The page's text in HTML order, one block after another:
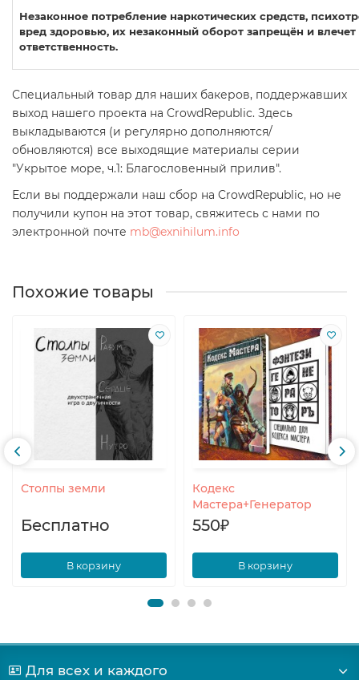
Незаконное потребление наркотических средств,
вред здоровью, их незаконный оборот запрещён и
ответственность.
Специальный товар для наших бакеров, поддержавших
выход нашего проекта на CrowdRepublic. Здесь
выкладываются (и регулярно дополняются/
обновляются) все выходящие материалы серии
"Укрытое море, ч.1: Благословенный прилив".
Если вы поддержали наш сбор на CrowdRepublic, но не
получили купон на этот товар, свяжитесь с нами по
электронной почте mb@exnihilum.info
Похожие товары
Столпы земли
Бесплатно
В корзину
Кодекс
Мастера+Генератор
550₽
В корзину
Для всех и каждого